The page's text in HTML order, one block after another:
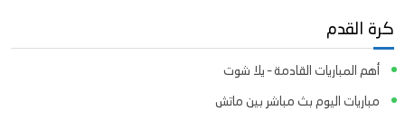
كرة القدم
أهم المباريات القادمة – يلا شوت
مباريات اليوم بث مباشر بين ماتش